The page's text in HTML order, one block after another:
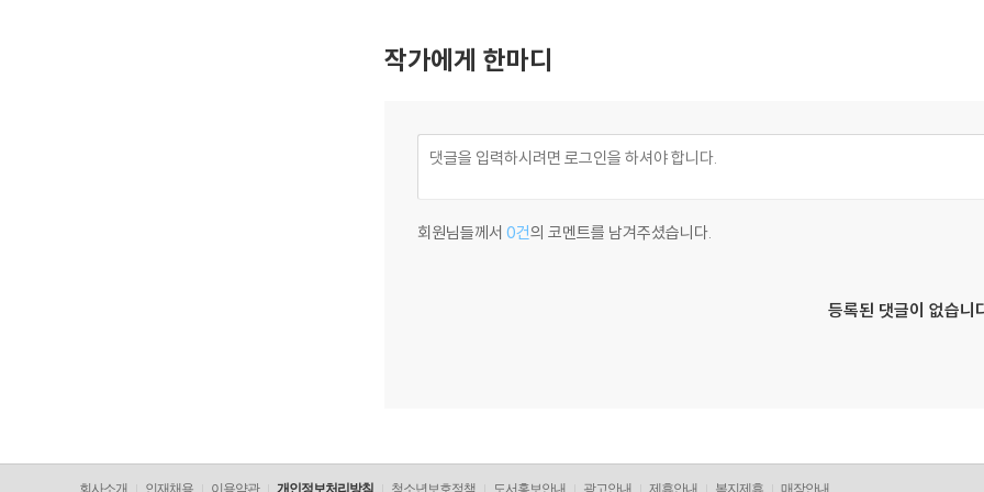
작가에게 한마디
회원님들께서 0건의 코멘트를 남겨주셨습니다.
등록된 댓글이 없습니
회사소개 인재채용 이용약관 개인정보처리방침 청소년보호정책 도서홍보안내 광고안내 제휴안내 복지제휴 매장안내